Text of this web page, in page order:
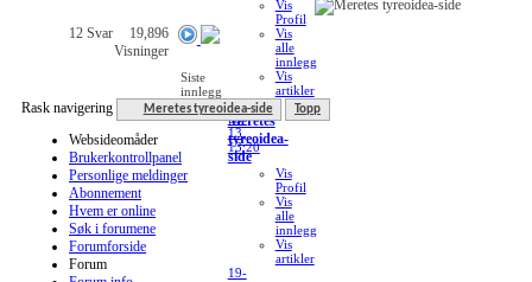
Vis
Profil
Vis
alle
innlegg
Vis
artikler
19-
05-
13,
13:20
12 Svar
19,896
Visninger
Siste
innlegg
av
Meretes
tyreoidea-
side
Vis
Profil
Vis
alle
innlegg
Vis
artikler
19-
Rask navigering Meretes tyreoidea-side Topp
Websideomåder
Brukerkontrollpanel
Personlige meldinger
Abonnement
Hvem er online
Søk i forumene
Forumforside
Forum